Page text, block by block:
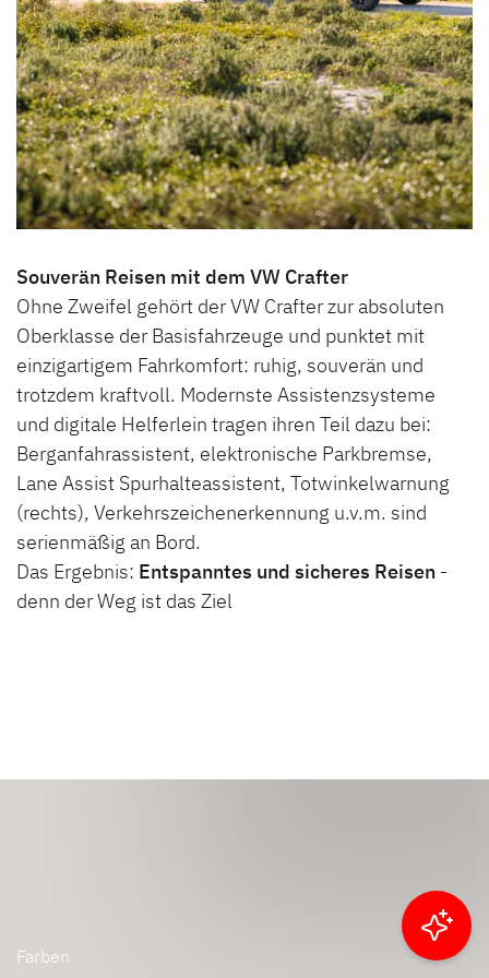
Souverän Reisen mit dem VW Crafter
Ohne Zweifel gehört der VW Crafter zur absoluten
Oberklasse der Basisfahrzeuge und punktet mit
einzigartigem Fahrkomfort: ruhig, souverän und
trotzdem kraftvoll. Modernste Assistenzsysteme
und digitale Helferlein tragen ihren Teil dazu bei:
Berganfahrassistent, elektronische Parkbremse,
Lane Assist Spurhalteassistent, Totwinkelwarnung
(rechts), Verkehrszeichenerkennung u.v.m. sind
serienmäßig an Bord.
Das Ergebnis: Entspanntes und sicheres Reisen -
denn der Weg ist das Ziel
Farben